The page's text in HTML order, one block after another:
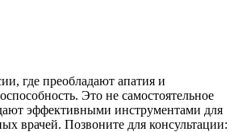
где преобладают апатия и
Это не самостоятельное
эффективными инструментами для
врачей. Позвоните для консультации: